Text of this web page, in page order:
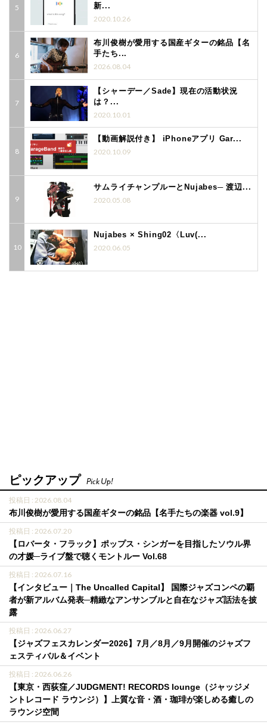
新...
2020.10.26
布川俊樹が愛用する国産ギターの銘品【名
手たち...
2026.08.04
【シャーデー／Sade】現在の活動状況
は？...
2020.10.01
【動画解説付き】 iPhoneアプリ Gar...
2020.10.09
サムライチャンプルーとNujabes─ 渡辺...
2020.05.08
Nujabes × Shing02〈Luv(...
2020.06.05
ピックアップ Pick Up!
投稿日 : 2026.08.04
布川俊樹が愛用する国産ギターの銘品【名手たちの楽器 vol.9】
投稿日 : 2026.07.20
【ロバータ・フラック】ポップス・シンガーを目指したソウル界
の才媛─ライブ盤で聴くモントルー Vol.68
投稿日 : 2026.07.16
【インタビュー｜The Uncalled Capital】 国際ジャズコンペの覇
者が新アルバム発表─精緻なアンサンブルと自在なジャズ話法を披
露
投稿日 : 2026.06.27
【ジャズフェスカレンダー2026】7月／8月／9月開催のジャズフ
ェスティバル＆イベント
投稿日 : 2026.06.26
【東京・西荻窪／JUDGMENT! RECORDS lounge（ジャッジメ
ントレコード ラウンジ）】上質な音・酒・珈琲が楽しめる癒しの
ラウンジ空間